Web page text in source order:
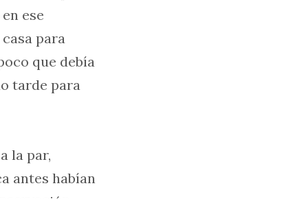
ese
para
que debía
tarde para
la par,
antes habían